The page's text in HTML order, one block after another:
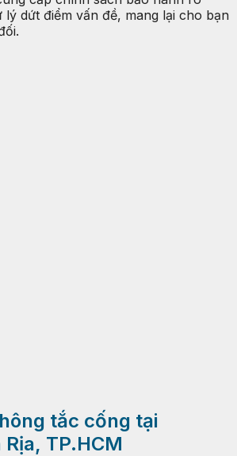
lý dứt điểm vấn đề, mang lại cho bạn
tắc cống tại
TP.HCM